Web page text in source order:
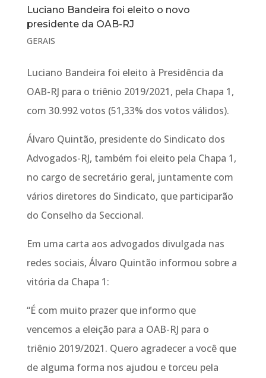
Luciano Bandeira foi eleito o novo
presidente da OAB-RJ
GERAIS
Luciano Bandeira foi eleito à Presidência da
OAB-RJ para o triênio 2019/2021, pela Chapa 1,
com 30.992 votos (51,33% dos votos válidos).
Álvaro Quintão, presidente do Sindicato dos
Advogados-RJ, também foi eleito pela Chapa 1,
no cargo de secretário geral, juntamente com
vários diretores do Sindicato, que participarão
do Conselho da Seccional.
Em uma carta aos advogados divulgada nas
redes sociais, Álvaro Quintão informou sobre a
vitória da Chapa 1:
“É com muito prazer que informo que
vencemos a eleição para a OAB-RJ para o
triênio 2019/2021. Quero agradecer a você que
de alguma forma nos ajudou e torceu pela